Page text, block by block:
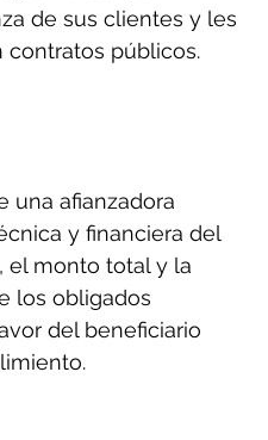
de sus clientes y les
contratos públicos.
una afianzadora
y financiera del
el monto total y la
los obligados
del beneficiario